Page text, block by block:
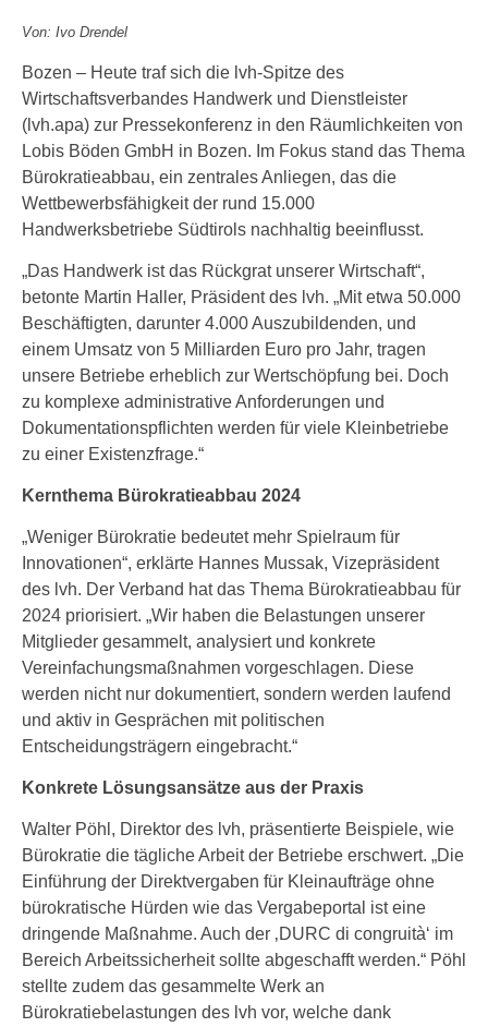
Von: Ivo Drendel
Bozen – Heute traf sich die lvh-Spitze des
Wirtschaftsverbandes Handwerk und Dienstleister
(lvh.apa) zur Pressekonferenz in den Räumlichkeiten von
Lobis Böden GmbH in Bozen. Im Fokus stand das Thema
Bürokratieabbau, ein zentrales Anliegen, das die
Wettbewerbsfähigkeit der rund 15.000
Handwerksbetriebe Südtirols nachhaltig beeinflusst.
„Das Handwerk ist das Rückgrat unserer Wirtschaft“,
betonte Martin Haller, Präsident des lvh. „Mit etwa 50.000
Beschäftigten, darunter 4.000 Auszubildenden, und
einem Umsatz von 5 Milliarden Euro pro Jahr, tragen
unsere Betriebe erheblich zur Wertschöpfung bei. Doch
zu komplexe administrative Anforderungen und
Dokumentationspflichten werden für viele Kleinbetriebe
zu einer Existenzfrage.“
Kernthema Bürokratieabbau 2024
„Weniger Bürokratie bedeutet mehr Spielraum für
Innovationen“, erklärte Hannes Mussak, Vizepräsident
des lvh. Der Verband hat das Thema Bürokratieabbau für
2024 priorisiert. „Wir haben die Belastungen unserer
Mitglieder gesammelt, analysiert und konkrete
Vereinfachungsmaßnahmen vorgeschlagen. Diese
werden nicht nur dokumentiert, sondern werden laufend
und aktiv in Gesprächen mit politischen
Entscheidungsträgern eingebracht.“
Konkrete Lösungsansätze aus der Praxis
Walter Pöhl, Direktor des lvh, präsentierte Beispiele, wie
Bürokratie die tägliche Arbeit der Betriebe erschwert. „Die
Einführung der Direktvergaben für Kleinaufträge ohne
bürokratische Hürden wie das Vergabeportal ist eine
dringende Maßnahme. Auch der ‚DURC di congruità‘ im
Bereich Arbeitssicherheit sollte abgeschafft werden.“ Pöhl
stellte zudem das gesammelte Werk an
Bürokratiebelastungen des lvh vor, welche dank